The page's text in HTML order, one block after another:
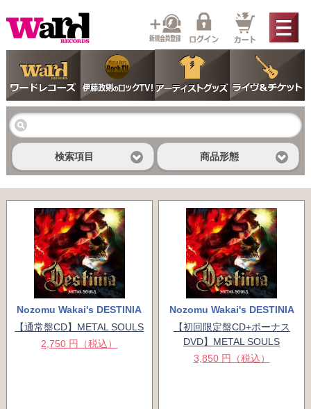
検索項目 商品形態
Nozomu Wakai's DESTINIA
【通常盤CD】METAL SOULS
2,750 円（税込）
Nozomu Wakai's DESTINIA
【初回限定盤CD+ボーナス
DVD】METAL SOULS
3,850 円（税込）